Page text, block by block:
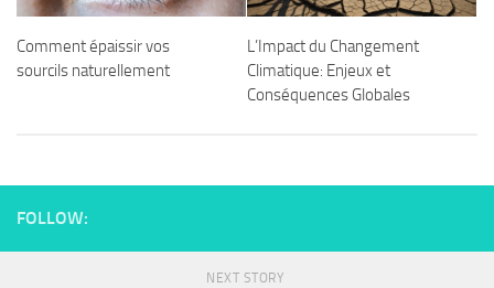
Comment épaissir vos
sourcils naturellement
L’Impact du Changement
Climatique: Enjeux et
Conséquences Globales
FOLLOW:
NEXT STORY